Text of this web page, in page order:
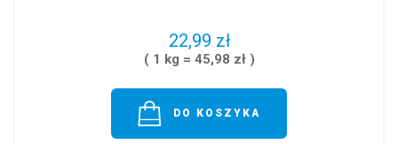
22,99 zł
( 1 kg = 45,98 zł )
DO KOSZYKA